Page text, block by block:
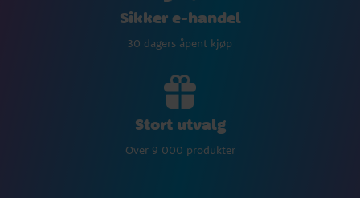
Sikker e-handel
30 dagers åpent kjøp
Stort utvalg
Over 9 000 produkter